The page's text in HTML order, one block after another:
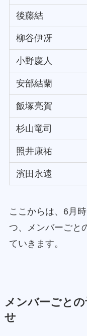
後藤結
柳谷伊冴
小野慶人
安部結蘭
飯塚亮賀
杉山竜司
照井康祐
濱田永遠
ここからは、6月
つ、メンバーごと
ていきます。
メンバーごと
せ